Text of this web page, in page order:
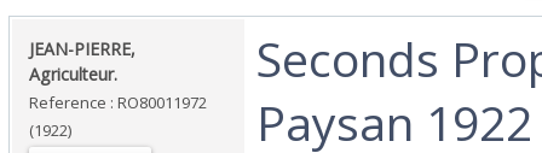
‎JEAN-PIERRE,
Agriculteur.‎
Reference : RO80011972
(1922)
‎Seconds
Paysan 1922‎